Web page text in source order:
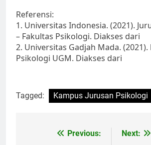
Referensi:
1. Universitas Indonesia. (2021).
– Fakultas Psikologi. Diakses dari
2. Universitas Gadjah Mada. (2021).
Psikologi UGM. Diakses dari
Tagged: Kampus Jurusan Psikologi
Previous:
Next: